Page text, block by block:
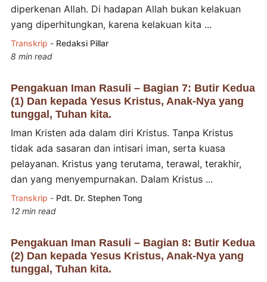
diperkenan Allah. Di hadapan Allah bukan kelakuan
yang diperhitungkan, karena kelakuan kita ...
Transkrip - Redaksi Pillar
8 min read
Pengakuan Iman Rasuli – Bagian 7: Butir Kedua
(1) Dan kepada Yesus Kristus, Anak-Nya yang
tunggal, Tuhan kita.
Iman Kristen ada dalam diri Kristus. Tanpa Kristus
tidak ada sasaran dan intisari iman, serta kuasa
pelayanan. Kristus yang terutama, terawal, terakhir,
dan yang menyempurnakan. Dalam Kristus ...
Transkrip - Pdt. Dr. Stephen Tong
12 min read
Pengakuan Iman Rasuli – Bagian 8: Butir Kedua
(2) Dan kepada Yesus Kristus, Anak-Nya yang
tunggal, Tuhan kita.